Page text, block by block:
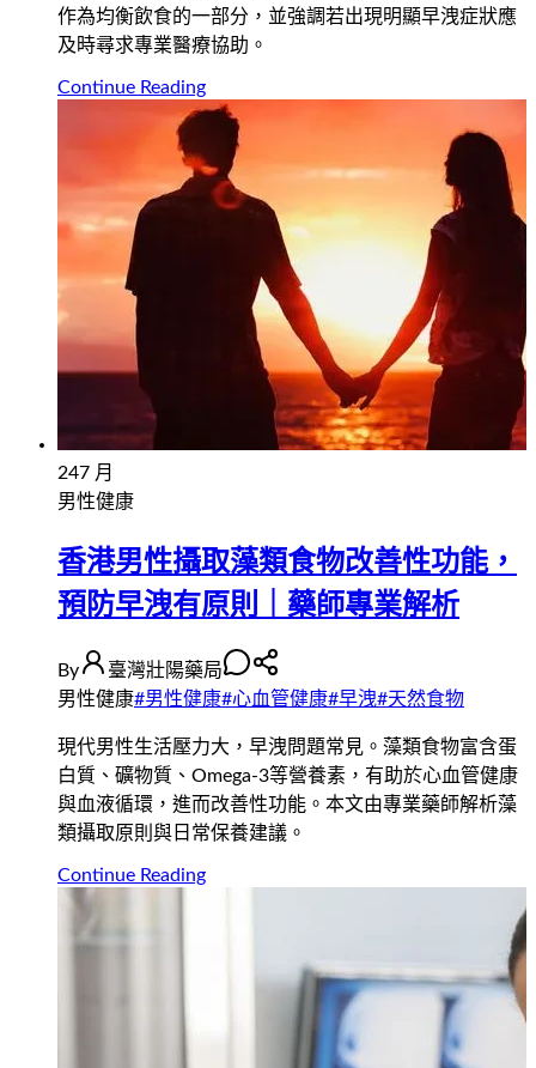
作為均衡飲食的一部分，並強調若出現明顯早洩症狀應
及時尋求專業醫療協助。
Continue Reading
247 月
男性健康
香港男性攝取藻類食物改善性功能，
預防早洩有原則｜藥師專業解析
By
臺灣壯陽藥局
男性健康#男性健康#心血管健康#早洩#天然食物
現代男性生活壓力大，早洩問題常見。藻類食物富含蛋
白質、礦物質、Omega-3等營養素，有助於心血管健康
與血液循環，進而改善性功能。本文由專業藥師解析藻
類攝取原則與日常保養建議。
Continue Reading